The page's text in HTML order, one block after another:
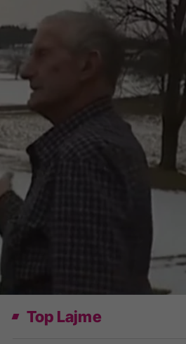
Top Lajme